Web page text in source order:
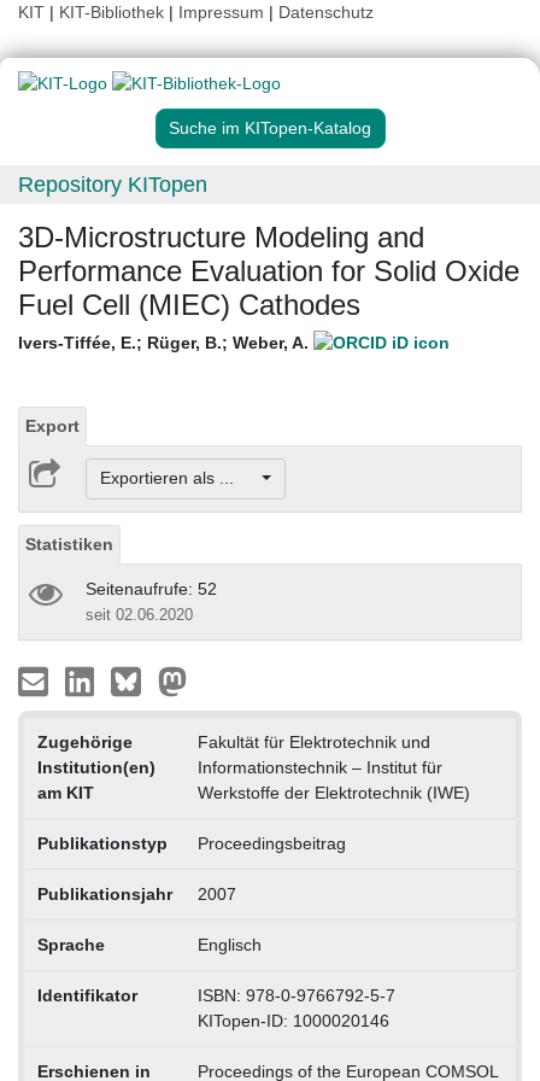
KIT | KIT-Bibliothek | Impressum | Datenschutz
Suche im KITopen-Katalog
Repository KITopen
3D-Microstructure Modeling and
Performance Evaluation for Solid Oxide
Fuel Cell (MIEC) Cathodes
Ivers-Tiffée, E.; Rüger, B.; Weber, A.
Export
Exportieren als ...
Statistiken
Seitenaufrufe: 52
seit 02.06.2020
Zugehörige
Institution(en)
am KIT
Fakultät für Elektrotechnik und
Informationstechnik – Institut für
Werkstoffe der Elektrotechnik (IWE)
Publikationstyp Proceedingsbeitrag
Publikationsjahr 2007
Sprache Englisch
Identifikator
ISBN: 978-0-9766792-5-7
KITopen-ID: 1000020146
Erschienen in Proceedings of the European COMSOL